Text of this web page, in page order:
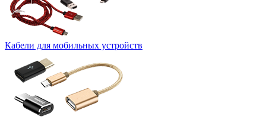
Кабели для мобильных устройств